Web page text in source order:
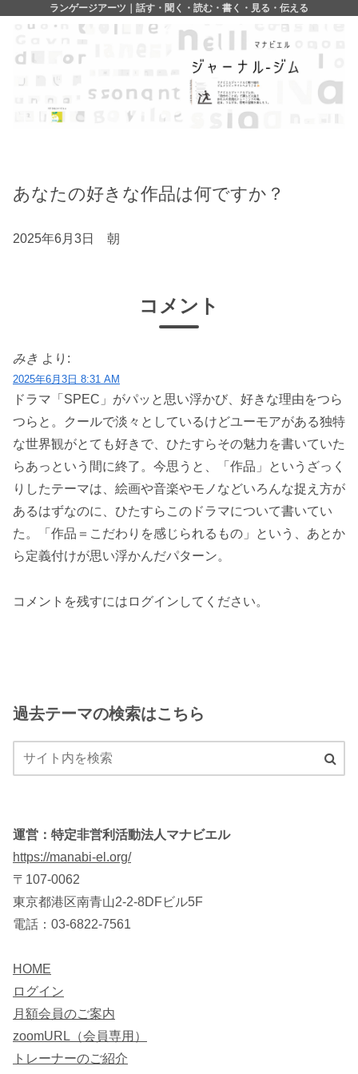
ランゲージアーツ｜話す・聞く・読む・書く・見る・伝える
あなたの好きな作品は何ですか？
2025年6月3日 朝
コメント
みき より:
2025年6月3日 8:31 AM
ドラマ「SPEC」がパッと思い浮かび、好きな理由をつら
つらと。クールで淡々としているけどユーモアがある独特
な世界観がとても好きで、ひたすらその魅力を書いていた
らあっという間に終了。今思うと、「作品」というざっく
りしたテーマは、絵画や音楽やモノなどいろんな捉え方が
あるはずなのに、ひたすらこのドラマについて書いてい
た。「作品＝こだわりを感じられるもの」という、あとか
ら定義付けが思い浮かんだパターン。
コメントを残すにはログインしてください。
過去テーマの検索はこちら
運営：特定非営利活動法人マナビエル
https://manabi-el.org/
〒107-0062
東京都港区南青山2-2-8DFビル5F
電話：03-6822-7561
HOME
ログイン
月額会員のご案内
zoomURL（会員専用）
トレーナーのご紹介